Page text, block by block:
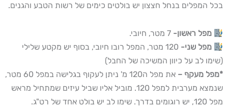
בכל המפלים בנחל חצצון יש בולטים כימים של רשות הטבע והגנים.
מפל ראשון- 7 מטר, חיובי.
מפל שני-
120 מטר, המפל רובו חיובי, בסוף יש מקטע שלילי
(שימו לב על כיוון המשיכה של החבל)
*מפל מעקף –
את מפל ה120 מ' ניתן לעקוף בגלישה במפל 60 מטר,
שנמצא מערבית למפל 120. מוביל אליו שביל עיזים שמתחיל מראש
מפל 120, יש רוגומים בדרך. שימו לב יש בולט אחד של רט"ג.